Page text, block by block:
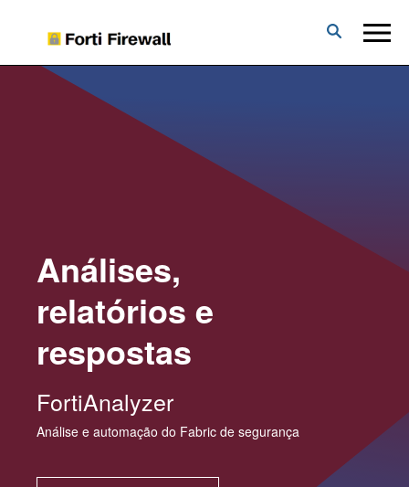
Forti
Firewall
Análises,
relatórios e
respostas
FortiAnalyzer
Análise e automação do Fabric de segurança